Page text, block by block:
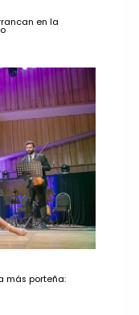
en la
más porteña: